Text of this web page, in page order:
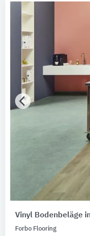
Vinyl Bodenbeläge
Forbo Flooring